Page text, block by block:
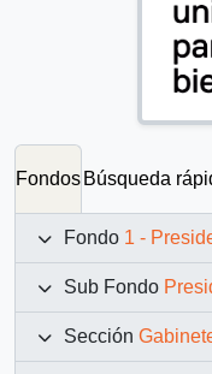
Fondos Búsqueda
Fondo 1 -
Sub Fondo
Sección Gabinete